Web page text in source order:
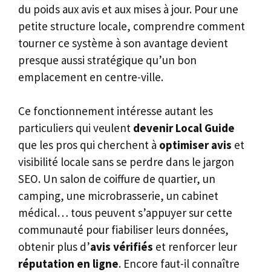
du poids aux avis et aux mises à jour. Pour une
petite structure locale, comprendre comment
tourner ce système à son avantage devient
presque aussi stratégique qu’un bon
emplacement en centre-ville.
Ce fonctionnement intéresse autant les
particuliers qui veulent devenir Local Guide
que les pros qui cherchent à optimiser avis et
visibilité locale sans se perdre dans le jargon
SEO. Un salon de coiffure de quartier, un
camping, une microbrasserie, un cabinet
médical… tous peuvent s’appuyer sur cette
communauté pour fiabiliser leurs données,
obtenir plus d’avis vérifiés et renforcer leur
réputation en ligne. Encore faut-il connaître